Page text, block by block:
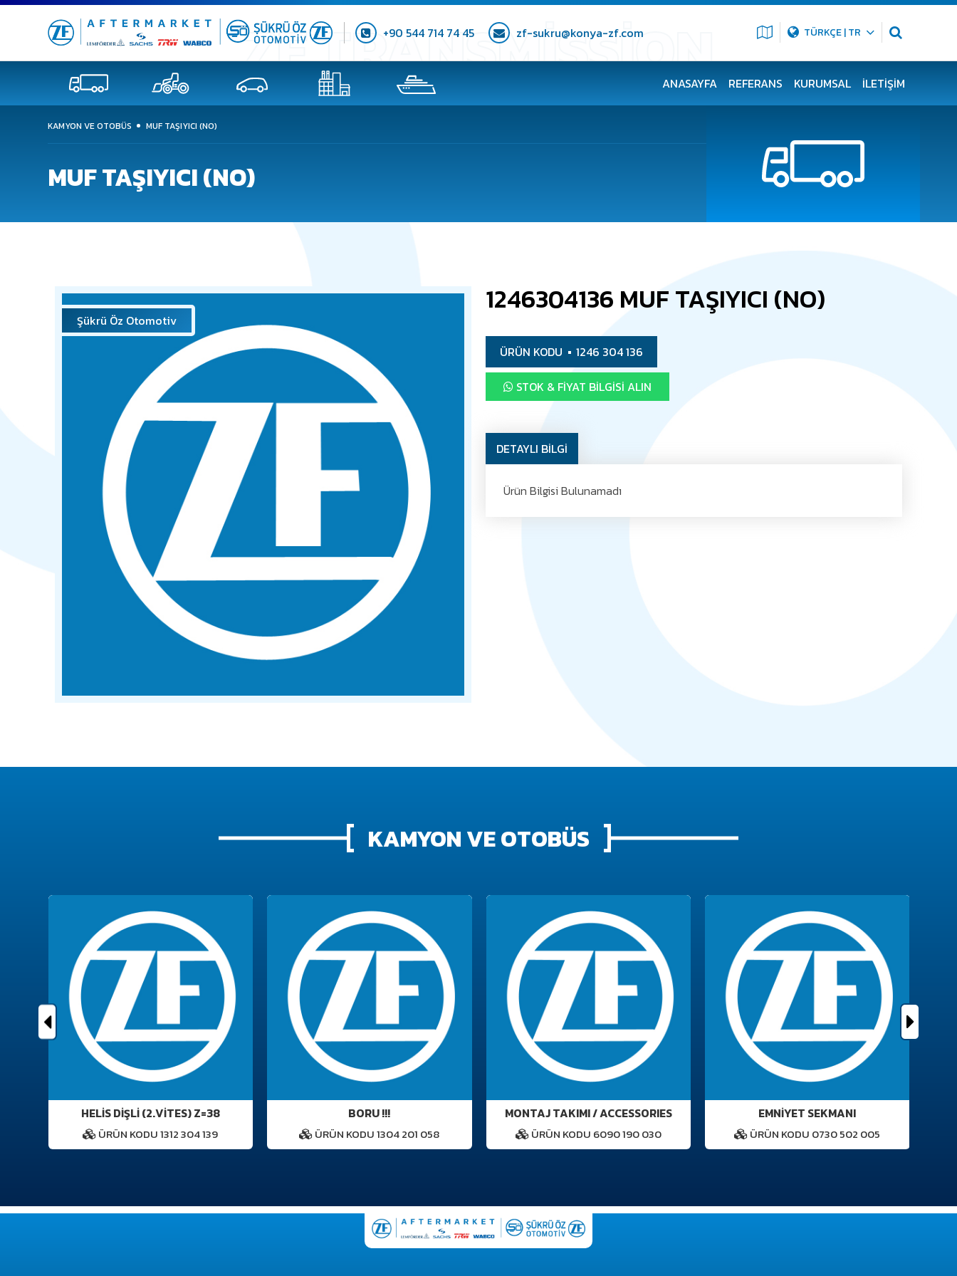
+90 544 714 74 45 zf-sukru@konya-zf.com TÜRKÇE | TR
ANASAYFA REFERANS KURUMSAL İLETIŞIM
KAMYON VE OTOBÜS MUF TAŞIYICI (NO)
MUF TAŞIYICI (NO)
Şükrü Öz Otomotiv
1246304136 MUF TAŞIYICI (NO)
ÜRÜN KODU 1246 304 136
STOK & FIYAT BILGISI ALIN
DETAYLI BİLGİ
Ürün Bilgisi Bulunamadı
KAMYON VE OTOBÜS
HELİS DİŞLİ (2.VİTES) Z=38
ÜRÜN KODU 1312 304 139
BORU !!!
ÜRÜN KODU 1304 201 058
MONTAJ TAKIMI / ACCESSORIES
ÜRÜN KODU 6090 190 030
EMNİYET SEKMANI
ÜRÜN KODU 0730 502 005